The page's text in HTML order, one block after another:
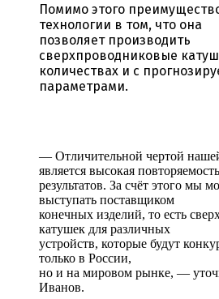
Помимо этого
технологии в том, что она
позволяет производить
сверхпроводниковые
количествах и с
параметрами.
— Отличительной чертой
является высокая повторяемость
результатов. За счёт этого мы
выступать поставщиком
конечных изделий, то есть
катушек для различных
устройств, которые будут
только в России,
но и на мировом рынке, —
Иванов.